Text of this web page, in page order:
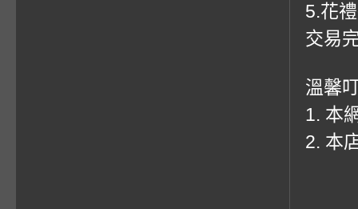
5.花
交易
溫馨
1. 本
2. 本